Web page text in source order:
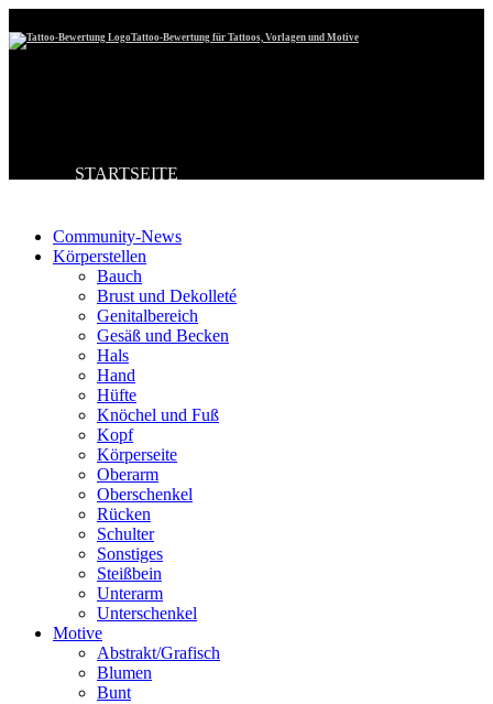
Tattoo-Bewertung für Tattoos, Vorlagen und Motive
STARTSEITE
NEUESTE TATTOOS
KOMMENTARE
FORUM
HILFE
Community-News
Körperstellen
Bauch
Brust und Dekolleté
Genitalbereich
Gesäß und Becken
Hals
Hand
Hüfte
Knöchel und Fuß
Kopf
Körperseite
Oberarm
Oberschenkel
Rücken
Schulter
Sonstiges
Steißbein
Unterarm
Unterschenkel
Motive
Abstrakt/Grafisch
Blumen
Bunt